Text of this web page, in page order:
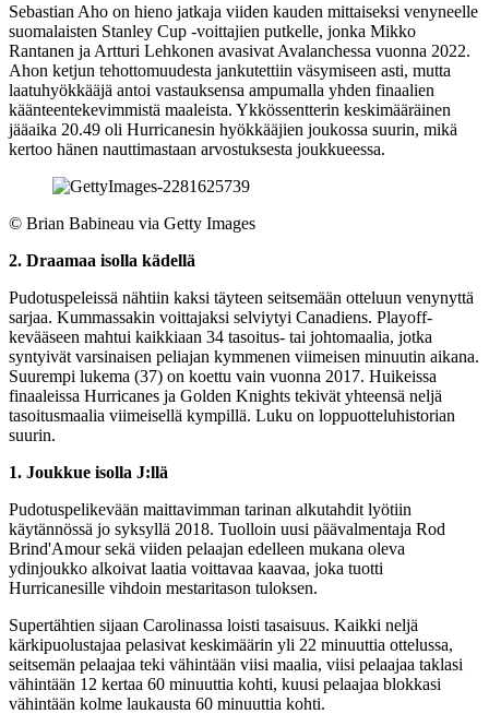
Sebastian Aho on hieno jatkaja viiden kauden mittaiseksi venyneelle
suomalaisten Stanley Cup -voittajien putkelle, jonka Mikko
Rantanen ja Artturi Lehkonen avasivat Avalanchessa vuonna 2022.
Ahon ketjun tehottomuudesta jankutettiin väsymiseen asti, mutta
laatuhyökkääjä antoi vastauksensa ampumalla yhden finaalien
käänteentekevimmistä maaleista. Ykkössentterin keskimääräinen
jääaika 20.49 oli Hurricanesin hyökkääjien joukossa suurin, mikä
kertoo hänen nauttimastaan arvostuksesta joukkueessa.
© Brian Babineau via Getty Images
2. Draamaa isolla kädellä
Pudotuspeleissä nähtiin kaksi täyteen seitsemään otteluun venynyttä
sarjaa. Kummassakin voittajaksi selviytyi Canadiens. Playoff-
kevääseen mahtui kaikkiaan 34 tasoitus- tai johtomaalia, jotka
syntyivät varsinaisen peliajan kymmenen viimeisen minuutin aikana.
Suurempi lukema (37) on koettu vain vuonna 2017. Huikeissa
finaaleissa Hurricanes ja Golden Knights tekivät yhteensä neljä
tasoitusmaalia viimeisellä kympillä. Luku on loppuotteluhistorian
suurin.
1. Joukkue isolla J:llä
Pudotuspelikevään maittavimman tarinan alkutahdit lyötiin
käytännössä jo syksyllä 2018. Tuolloin uusi päävalmentaja Rod
Brind'Amour sekä viiden pelaajan edelleen mukana oleva
ydinjoukko alkoivat laatia voittavaa kaavaa, joka tuotti
Hurricanesille vihdoin mestaritason tuloksen.
Supertähtien sijaan Carolinassa loisti tasaisuus. Kaikki neljä
kärkipuolustajaa pelasivat keskimäärin yli 22 minuuttia ottelussa,
seitsemän pelaajaa teki vähintään viisi maalia, viisi pelaajaa taklasi
vähintään 12 kertaa 60 minuuttia kohti, kuusi pelaajaa blokkasi
vähintään kolme laukausta 60 minuuttia kohti.